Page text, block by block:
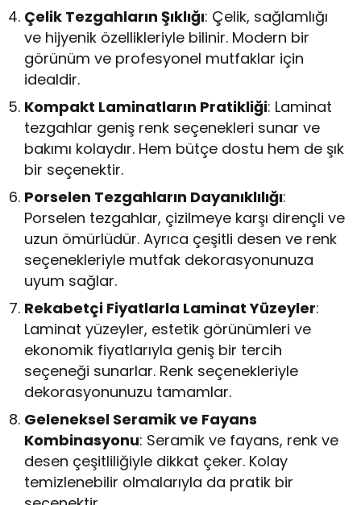
Çelik Tezgahların Şıklığı: Çelik, sağlamlığı
ve hijyenik özellikleriyle bilinir. Modern bir
görünüm ve profesyonel mutfaklar için
idealdir.
Kompakt Laminatların Pratikliği: Laminat
tezgahlar geniş renk seçenekleri sunar ve
bakımı kolaydır. Hem bütçe dostu hem de şık
bir seçenektir.
Porselen Tezgahların Dayanıklılığı:
Porselen tezgahlar, çizilmeye karşı dirençli ve
uzun ömürlüdür. Ayrıca çeşitli desen ve renk
seçenekleriyle mutfak dekorasyonunuza
uyum sağlar.
Rekabetçi Fiyatlarla Laminat Yüzeyler:
Laminat yüzeyler, estetik görünümleri ve
ekonomik fiyatlarıyla geniş bir tercih
seçeneği sunarlar. Renk seçenekleriyle
dekorasyonunuzu tamamlar.
Geleneksel Seramik ve Fayans
Kombinasyonu: Seramik ve fayans, renk ve
desen çeşitliliğiyle dikkat çeker. Kolay
temizlenebilir olmalarıyla da pratik bir